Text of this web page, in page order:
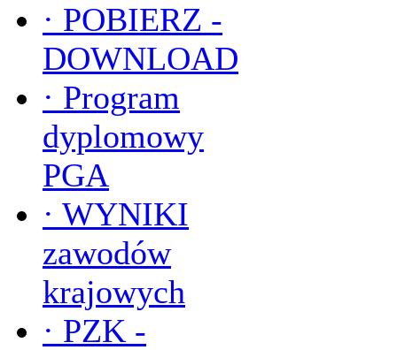
· POBIERZ -
DOWNLOAD
· Program
dyplomowy
PGA
· WYNIKI
zawodów
krajowych
· PZK -